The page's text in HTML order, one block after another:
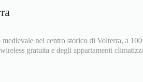
nel centro storico di Volterra, a
gratuita e degli appartamenti